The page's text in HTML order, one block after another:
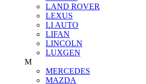
LAND ROVER
LEXUS
LI AUTO
LIFAN
LINCOLN
LUXGEN
M
MERCEDES
MAZDA